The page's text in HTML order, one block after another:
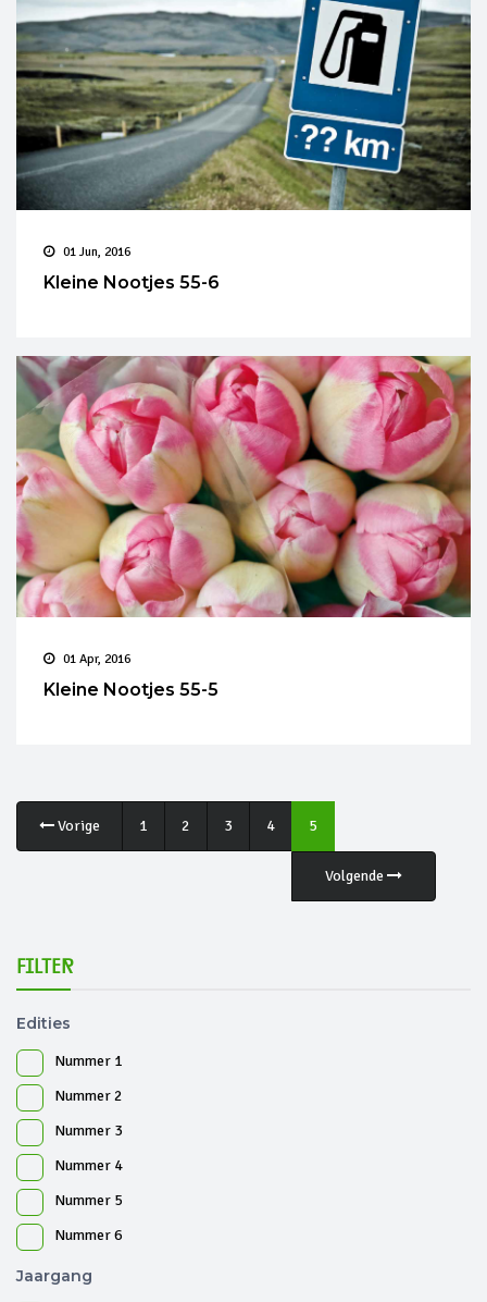
01 Jun, 2016
Kleine Nootjes 55-6
01 Apr, 2016
Kleine Nootjes 55-5
Vorige 1 2 3 4 5
Volgende
Filter
Edities
Nummer 1
Nummer 2
Nummer 3
Nummer 4
Nummer 5
Nummer 6
Jaargang